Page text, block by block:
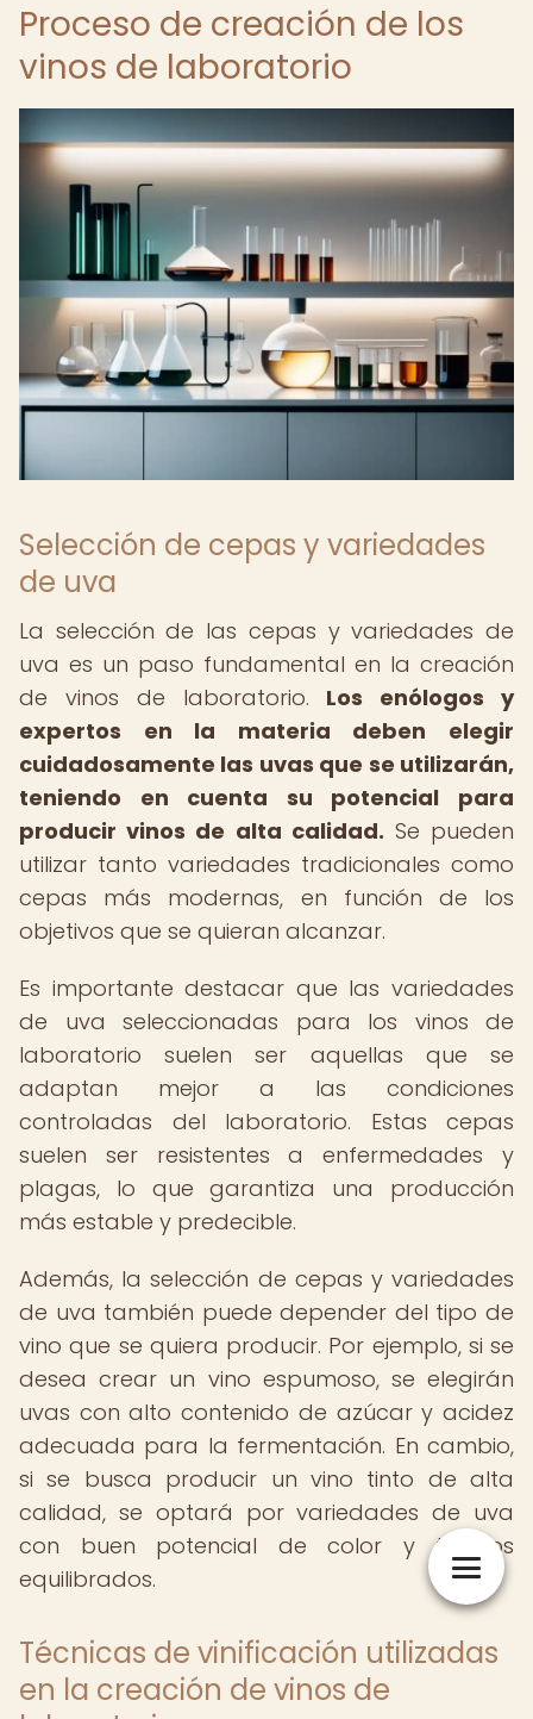
Proceso de creación de los
vinos de laboratorio
Selección de cepas y variedades
de uva
La selección de las cepas y variedades de
uva es un paso fundamental en la creación
de vinos de laboratorio. Los enólogos y
expertos en la materia deben elegir
cuidadosamente las uvas que se utilizarán,
teniendo en cuenta su potencial para
producir vinos de alta calidad. Se pueden
utilizar tanto variedades tradicionales como
cepas más modernas, en función de los
objetivos que se quieran alcanzar.
Es importante destacar que las variedades
de uva seleccionadas para los vinos de
laboratorio suelen ser aquellas que se
adaptan mejor a las condiciones
controladas del laboratorio. Estas cepas
suelen ser resistentes a enfermedades y
plagas, lo que garantiza una producción
más estable y predecible.
Además, la selección de cepas y variedades
de uva también puede depender del tipo de
vino que se quiera producir. Por ejemplo, si se
desea crear un vino espumoso, se elegirán
uvas con alto contenido de azúcar y acidez
adecuada para la fermentación. En cambio,
si se busca producir un vino tinto de alta
calidad, se optará por variedades de uva
con buen potencial de color y taninos
equilibrados.
Técnicas de vinificación utilizadas
en la creación de vinos de